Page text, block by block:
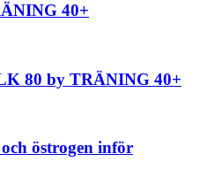
40+
80 by TRÄNING 40+
östrogen inför